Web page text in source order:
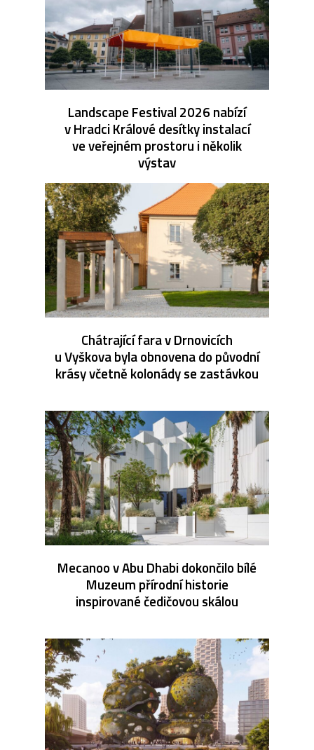
Landscape Festival 2026 nabízí
v Hradci Králové desítky instalací
ve veřejném prostoru i několik
výstav
Chátrající fara v Drnovicích
u Vyškova byla obnovena do původní
krásy včetně kolonády se zastávkou
Mecanoo v Abu Dhabi dokončilo bílé
Muzeum přírodní historie
inspirované čedičovou skálou